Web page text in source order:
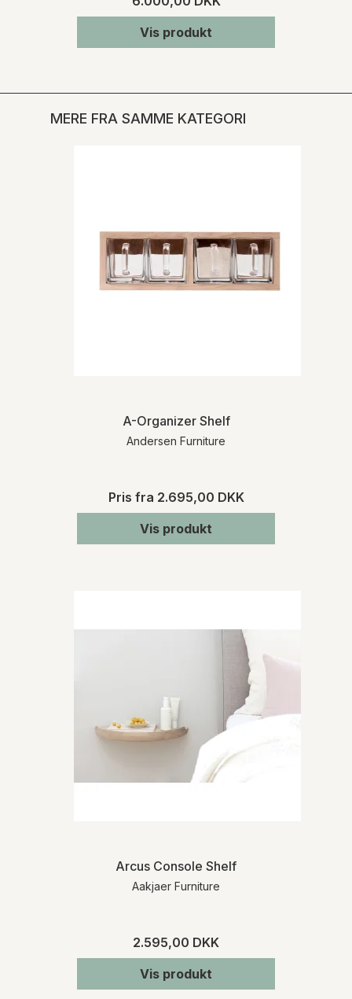
Vis produkt
MERE FRA SAMME KATEGORI
A-Organizer Shelf
Andersen Furniture
Pris fra 2.695,00 DKK
Vis produkt
Arcus Console Shelf
Aakjaer Furniture
2.595,00 DKK
Vis produkt